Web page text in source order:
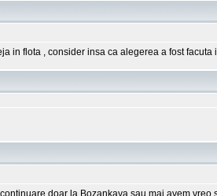
in flota , consider insa ca alegerea a fost facuta
doar la Bozankaya sau mai avem vreo